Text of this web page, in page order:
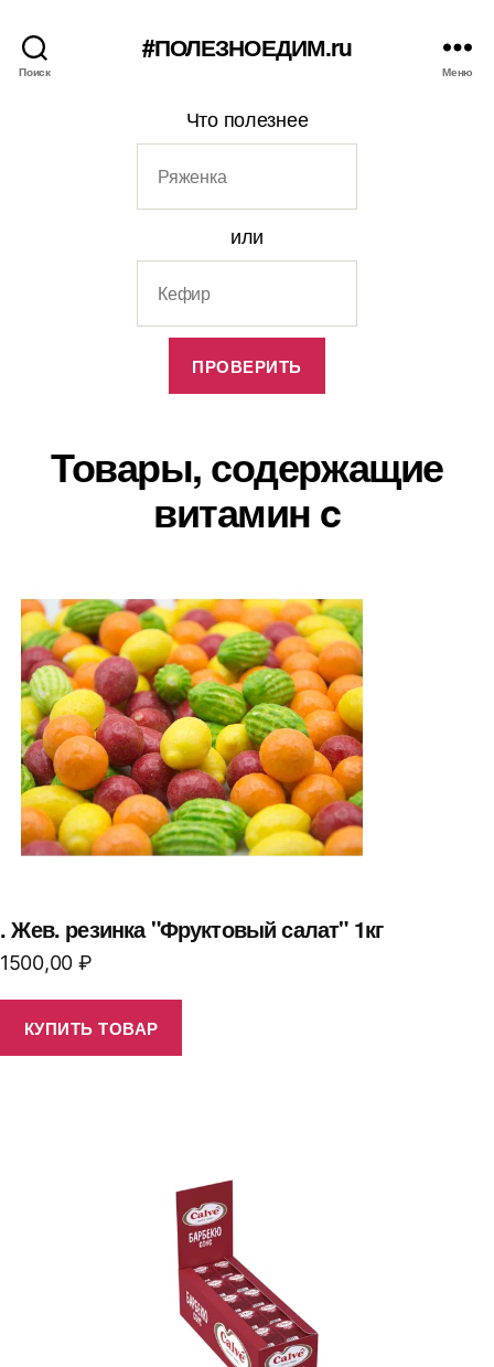
Поиск
#ПОЛЕЗНОЕДИМ.ru
Меню
Что полезнее
или
Товары, содержащие
витамин c
. Жев. резинка "Фруктовый салат" 1кг
1500,00 ₽
КУПИТЬ ТОВАР